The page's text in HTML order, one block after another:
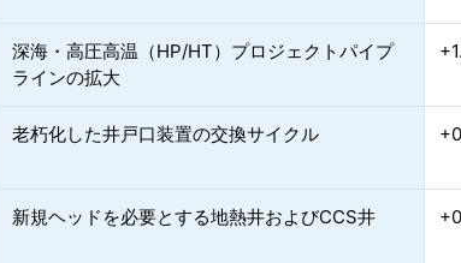
深海・高圧高温（HP/HT）プロジェクトパイプ
ラインの拡大
老朽化した井戸口装置の交換サイクル
新規ヘッドを必要とする地熱井およびCCS井